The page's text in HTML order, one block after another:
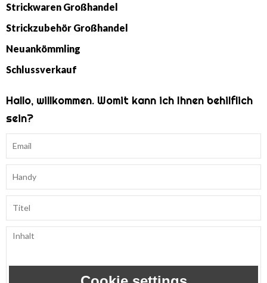
Strickwaren Großhandel
Strickzubehör Großhandel
Neuankömmling
Schlussverkauf
Hallo, willkommen. Womit kann ich Ihnen behilflich
sein?